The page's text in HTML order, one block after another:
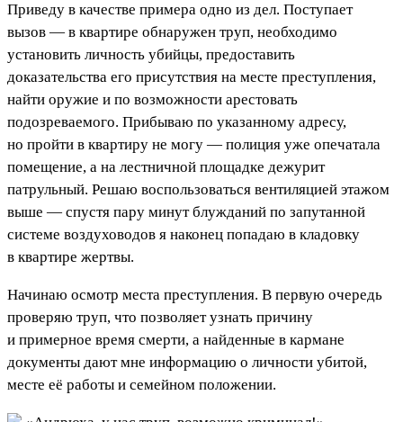
Приведу в качестве примера одно из дел. Поступает
вызов — в квартире обнаружен труп, необходимо
установить личность убийцы, предоставить
доказательства его присутствия на месте преступления,
найти оружие и по возможности арестовать
подозреваемого. Прибываю по указанному адресу,
но пройти в квартиру не могу — полиция уже опечатала
помещение, а на лестничной площадке дежурит
патрульный. Решаю воспользоваться вентиляцией этажом
выше — спустя пару минут блужданий по запутанной
системе воздуховодов я наконец попадаю в кладовку
в квартире жертвы.
Начинаю осмотр места преступления. В первую очередь
проверяю труп, что позволяет узнать причину
и примерное время смерти, а найденные в кармане
документы дают мне информацию о личности убитой,
месте её работы и семейном положении.